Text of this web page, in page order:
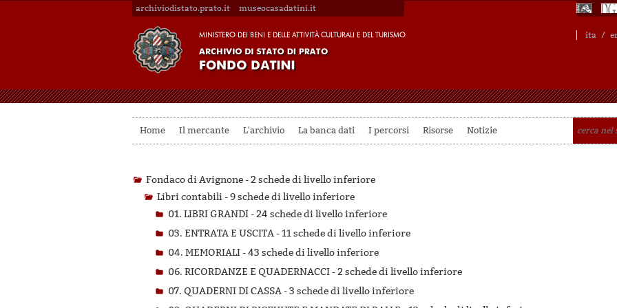
archiviodistato.prato.it museocasadatini.it
ita /
Home Il mercante L'archivio La banca dati I percorsi Risorse Notizie
Fondaco di Avignone -2 schede di livello inferiore
Libri contabili -9 schede di livello inferiore
01. LIBRI GRANDI -24 schede di livello inferiore
03. ENTRATA E USCITA -11 schede di livello inferiore
04. MEMORIALI -43 schede di livello inferiore
06. RICORDANZE E QUADERNACCI -2 schede di livello inferiore
07. QUADERNI DI CASSA -3 schede di livello inferiore